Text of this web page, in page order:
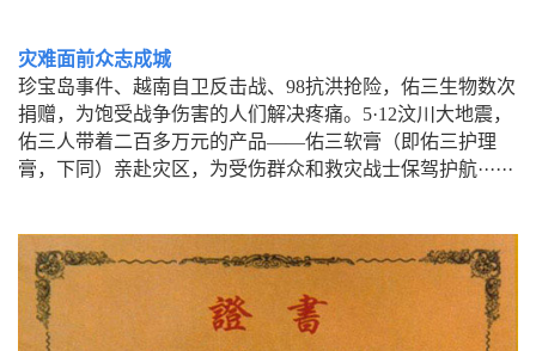
灾难面前众志成城
珍宝岛事件、越南自卫反击战、98抗洪抢险，佑三生物数次
捐赠，为饱受战争伤害的人们解决疼痛。5·12汶川大地震，
佑三人带着二百多万元的产品——佑三软膏（即佑三护理
膏，下同）亲赴灾区，为受伤群众和救灾战士保驾护航······